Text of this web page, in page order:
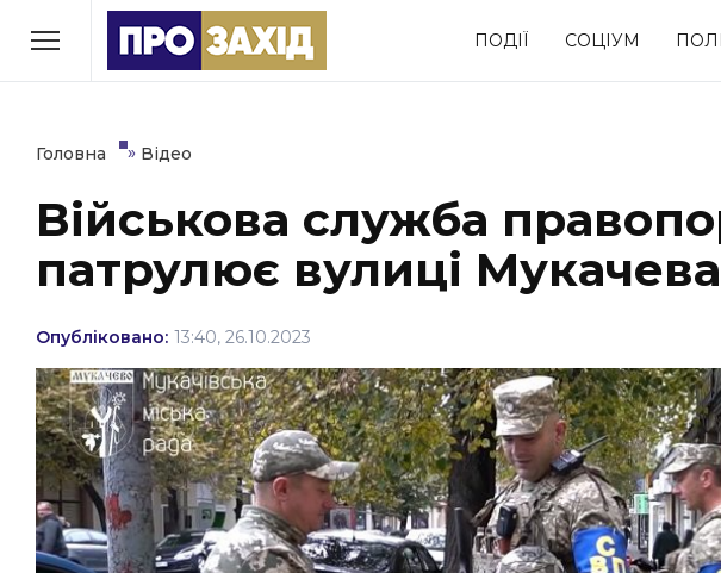
ПОДІЇ СОЦІУМ
РУБРИКИ
Економіка
Політика Соціум Спорт
Втрачений Ужгород
(відеоверсія)
ЗАКАРПАТСЬКІ НОВИНИ
НОВИНИ ЗАХІДНОЇ УКРАЇНИ
Головна » Відео
Військова служба
патрулює вулиці
Опубліковано: 13:40, 26.10.2023